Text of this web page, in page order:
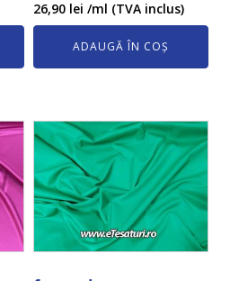
26,90 lei /ml (TVA inclus)
ADAUGĂ ÎN COȘ